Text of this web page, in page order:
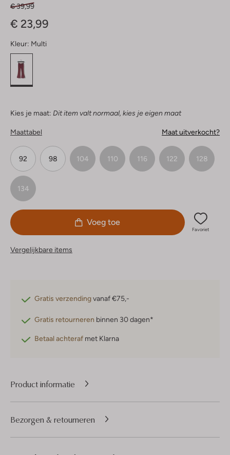
€ 39,99
€ 23,99
Kleur: Multi
Kies je maat: Dit item valt normaal, kies je eigen maat
Maattabel Maat uitverkocht?
92 98 104 110 116 122 128
134
Voeg toe
Favoriet
Vergelijkbare items
Gratis verzendingvanaf €75,-
Gratis retourneren binnen 30 dagen*
Betaal achteraf met Klarna
Product informatie
Bezorgen & retourneren